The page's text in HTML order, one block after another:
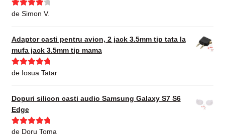
Evaluat la
de Simon V.
Adaptor casti pentru avion, 2 jack 3.5mm tip tata la
mufa jack 3.5mm tip mama
Evaluat la5
de Iosua Tatar
Dopuri silicon casti audio Samsung Galaxy S7 S6
Edge
Evaluat la5
de Doru Toma